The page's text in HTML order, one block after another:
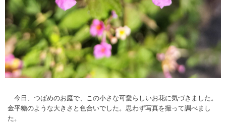
今日、つばめのお庭で、この小さな可愛らしいお花に気づきました。
金平糖のような大きさと色合いでした。思わず写真を撮って調べまし
た。